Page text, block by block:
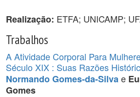
Realização: ETFA; UNICAMP;
Trabalhos
A Atividade Corporal Para
Século XIX : Suas Razões
Normando Gomes-da-Silvae
Gomes